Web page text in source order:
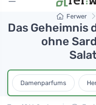
Ferwer
Das Geheimnis
ohne
Damenparfums